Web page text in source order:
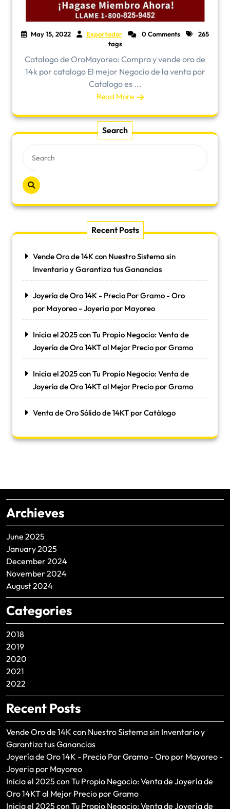
May 15, 2022 Exportador 0 Comments
265
tags
​Catalogo de OroMayoreo: Compra y vende oro de
14k por catalogo El mejor Negocio de la venta por
Catalogo es ...
Read More
Search
Recent Posts
Vende Oro de 14K con Nuestro Sistema sin
Inventario y Garantiza tus Ganancias
Joyería de Oro 14K - Precio Por Gramo - Oro
por Mayoreo - Joyeria por Mayoreo
Inicia el 2025 con Tu Propio Negocio: Venta de
Joyería de Oro 14KT al Mejor Precio por Gramo
Inicia el 2025 con Tu Propio Negocio: Venta de
Joyería de Oro 14KT al Mejor Precio por Gramo
Venta de Oro Sólido de 14KT por Catálogo
Archieves
June 2025
January 2025
December 2024
November 2024
August 2024
Categories
2018
2019
2020
2021
2022
Recent Posts
Vende Oro de 14K con Nuestro Sistema sin Inventario y
Garantiza tus Ganancias
Joyería de Oro 14K - Precio Por Gramo - Oro por Mayoreo -
Joyeria por Mayoreo
Inicia el 2025 con Tu Propio Negocio: Venta de Joyería de
Oro 14KT al Mejor Precio por Gramo
Inicia el 2025 con Tu Propio Negocio: Venta de Joyería de